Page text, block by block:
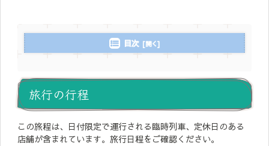
目次
旅行の行程
この旅程は、日付限定で運行される臨時列車、定休日のある
店舗が含まれています。旅行日程をご確認ください。